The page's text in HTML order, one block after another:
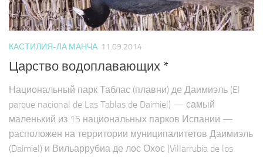
КАСТИЛИЯ-ЛА МАНЧА 11.09.2014
Царство водоплавающих *
Национальный парк Таблас (плавни) де Даимиэль (El
parque nacional de Las Tablas de Daimiel) — самый
маленький из 15 национальных парков Испании —
расположен на территории муниципалитетов Даимиэль
(Daimiel) и Вильаррубиа де лос Охос (Villarrubia de los